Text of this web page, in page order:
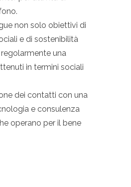
non solo obiettivi di
e di sostenibilità
una
in termini sociali
dei contatti con una
e consulenza
operano per il bene